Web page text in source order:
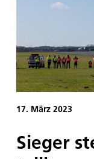
17. März 2023
Sie­ger